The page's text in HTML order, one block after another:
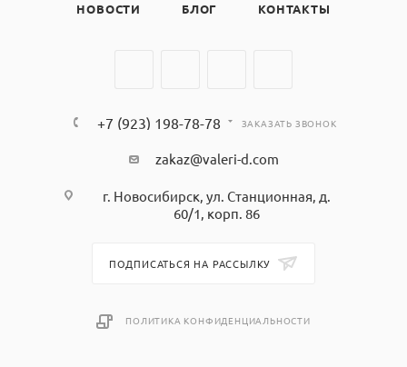
НОВОСТИ БЛОГ КОНТАКТЫ
+7 (923) 198-78-78 ЗАКАЗАТЬ ЗВОНОК
zakaz@valeri-d.com
г. Новосибирск, ул. Станционная, д.
60/1, корп. 86
ПОДПИСАТЬСЯ НА РАССЫЛКУ
ПОЛИТИКА КОНФИДЕНЦИАЛЬНОСТИ